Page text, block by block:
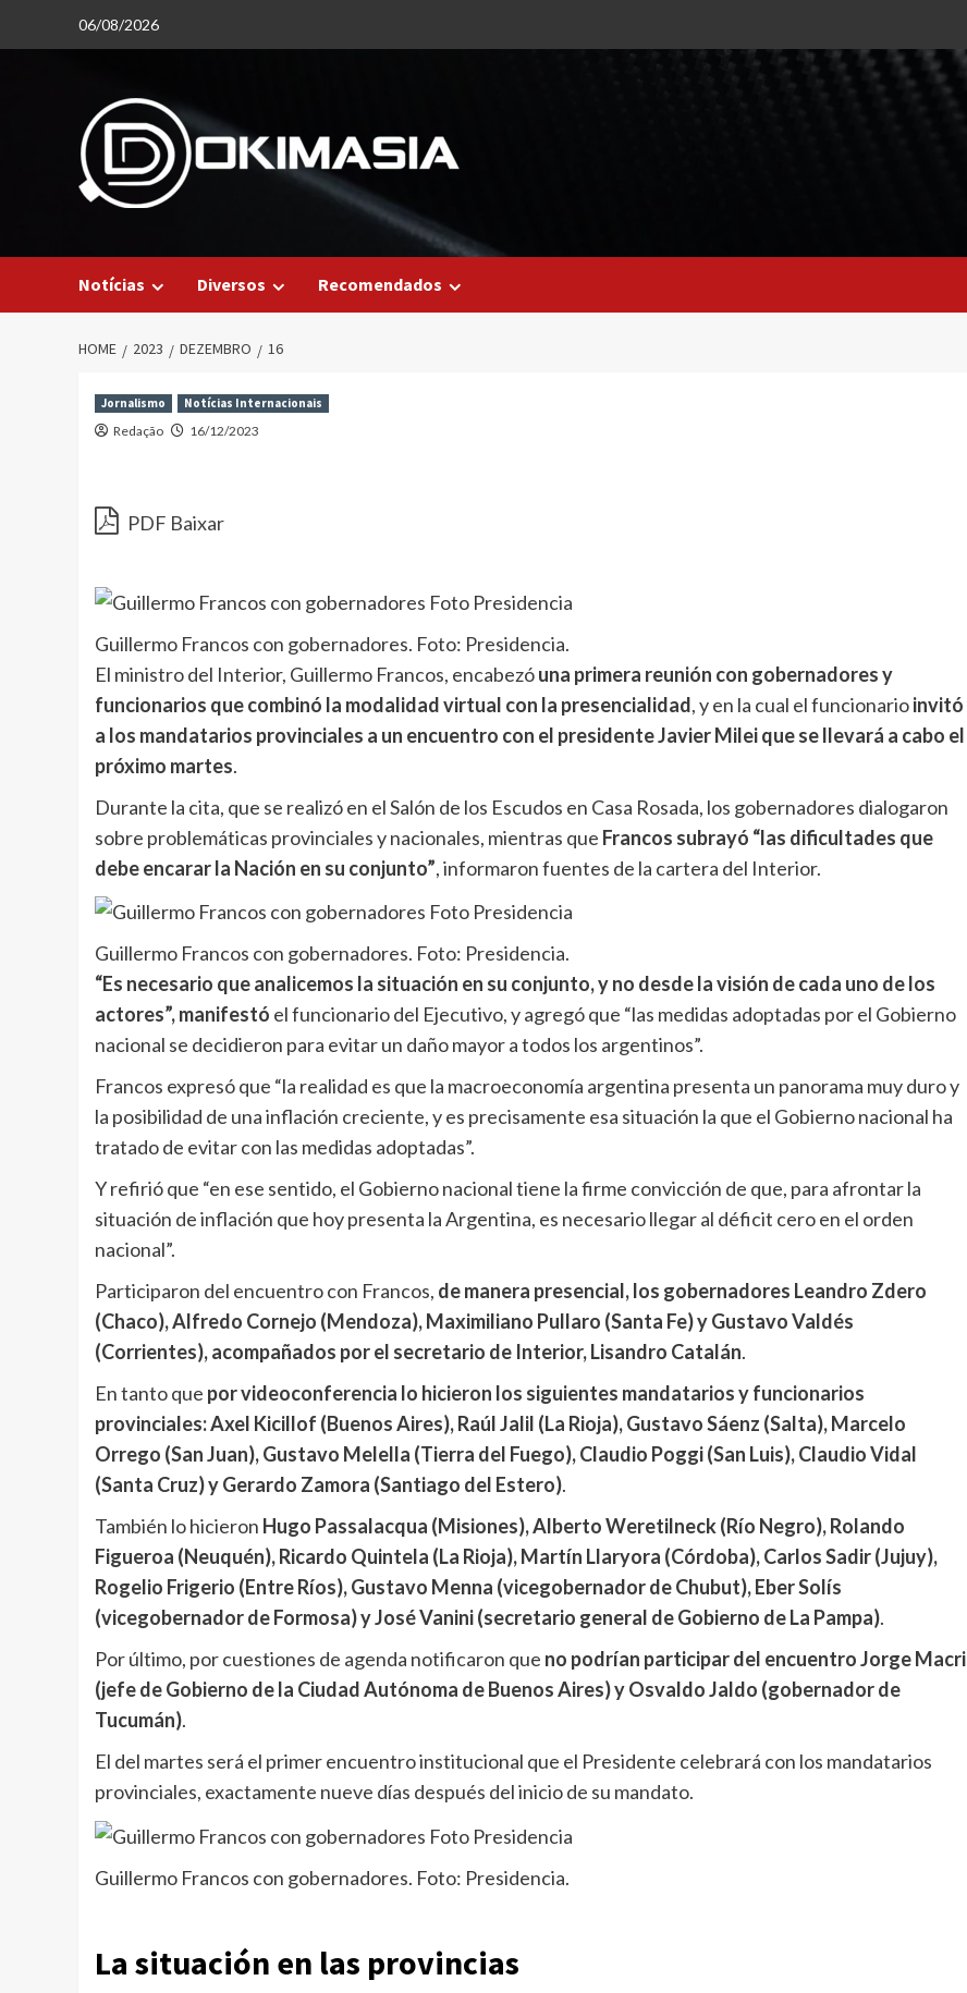
06/08/2026
Notícias Diversos Recomendados
HOME 2023 DEZEMBRO 16
Jornalismo Notícias Internacionais
Redação 16/12/2023
PDF Baixar
Guillermo Francos con gobernadores. Foto: Presidencia.
El ministro del Interior, Guillermo Francos, encabezóuna primera reunión con gobernadores y
funcionarios que combinó la modalidad virtual con la presencialidad, y en la cual el funcionarioinvitó
a los mandatarios provinciales a un encuentro con el presidente Javier Milei que se llevará a cabo el
próximo martes.
Durante la cita, que se realizó en el Salón de los Escudos en Casa Rosada, los gobernadores dialogaron
sobre problemáticas provinciales y nacionales, mientras que Francos subrayó “las dificultades que
debe encarar la Nación en su conjunto”, informaron fuentes de la cartera del Interior.
Guillermo Francos con gobernadores. Foto: Presidencia.
“Es necesario que analicemos la situación en su conjunto, y no desde la visión de cada uno de los
actores”, manifestó el funcionario del Ejecutivo, y agregó que “las medidas adoptadas por el Gobierno
nacional se decidieron para evitar un daño mayor a todos los argentinos”.
Francos expresó que “la realidad es que la macroeconomía argentina presenta un panorama muy duro y
la posibilidad de una inflación creciente, y es precisamente esa situación la que el Gobierno nacional ha
tratado de evitar con las medidas adoptadas”.
Y refirió que “en ese sentido, el Gobierno nacional tiene la firme convicción de que, para afrontar la
situación de inflación que hoy presenta la Argentina, es necesario llegar al déficit cero en el orden
nacional”.
Participaron del encuentro con Francos, de manera presencial, los gobernadores Leandro Zdero
(Chaco), Alfredo Cornejo (Mendoza), Maximiliano Pullaro (Santa Fe) y Gustavo Valdés
(Corrientes), acompañados por el secretario de Interior, Lisandro Catalán.
En tanto que por videoconferencia lo hicieron los siguientes mandatarios y funcionarios
provinciales: Axel Kicillof (Buenos Aires), Raúl Jalil (La Rioja), Gustavo Sáenz (Salta), Marcelo
Orrego (San Juan), Gustavo Melella (Tierra del Fuego), Claudio Poggi (San Luis), Claudio Vidal
(Santa Cruz) y Gerardo Zamora (Santiago del Estero).
También lo hicieron Hugo Passalacqua (Misiones), Alberto Weretilneck (Río Negro), Rolando
Figueroa (Neuquén), Ricardo Quintela (La Rioja), Martín Llaryora (Córdoba), Carlos Sadir (Jujuy),
Rogelio Frigerio (Entre Ríos), Gustavo Menna (vicegobernador de Chubut), Eber Solís
(vicegobernador de Formosa) y José Vanini (secretario general de Gobierno de La Pampa).
Por último, por cuestiones de agenda notificaron que no podrían participar del encuentro Jorge Macri
(jefe de Gobierno de la Ciudad Autónoma de Buenos Aires) y Osvaldo Jaldo (gobernador de
Tucumán).
El del martes será el primer encuentro institucional que el Presidente celebrará con los mandatarios
provinciales, exactamente nueve días después del inicio de su mandato.
Guillermo Francos con gobernadores. Foto: Presidencia.
La situación en las provincias